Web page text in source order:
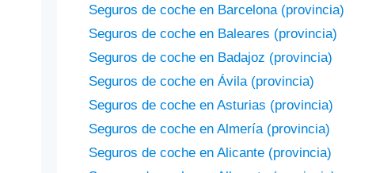
Seguros de coche en Barcelona (provincia)
Seguros de coche en Baleares (provincia)
Seguros de coche en Badajoz (provincia)
Seguros de coche en Ávila (provincia)
Seguros de coche en Asturias (provincia)
Seguros de coche en Almería (provincia)
Seguros de coche en Alicante (provincia)